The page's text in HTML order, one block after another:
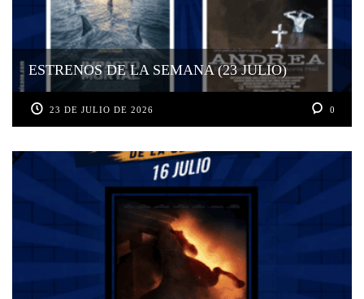
ESTRENOS DE LA SEMANA (23 JULIO)
23 DE JULIO DE 2026 0